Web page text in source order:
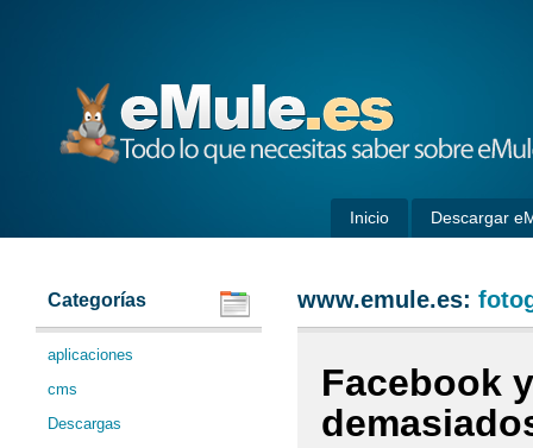
Inicio Descargar
Categorías
aplicaciones
cms
Descargas
www.emule.es:
Facebook